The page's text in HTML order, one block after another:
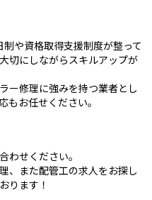
や資格取得支援制度が整って
切にしながらスキルアップが
ー修理に強みを持つ業者とし
もお任せください。
わせください。
、また配管工の求人をお探し
ります！